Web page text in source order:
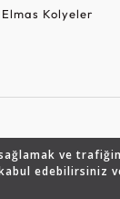
ve
edebilirsiniz
Elmas Kolyeler